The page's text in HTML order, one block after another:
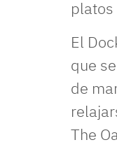
platos
El
que
de
The